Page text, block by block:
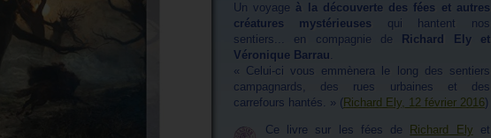
Un voyage à la découverte des fées et autres
créatures mystérieuses qui hantent nos
sentiers... en compagnie de
Richard Ely et
Véronique Barrau.
« Celui-ci vous emmènera le long des sentiers
campagnards, des rues urbaines et des
carrefours hantés. » (Richard Ely, 12 février 2016)
Ce livre sur les fées de Richard Ely et